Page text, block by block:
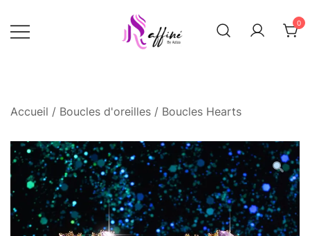
0
Accueil / Boucles d'oreilles / Boucles Hearts